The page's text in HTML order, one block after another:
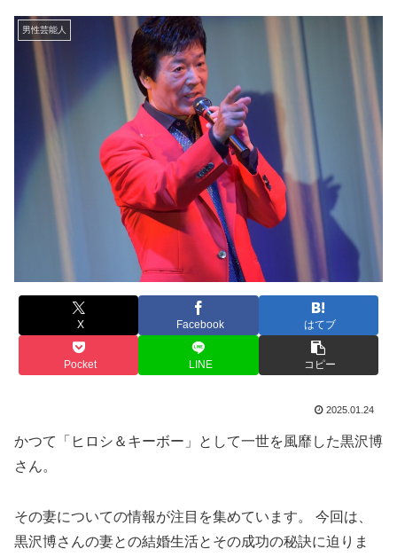
男性芸能人
X Facebook はてブ
Pocket LINE コピー
2025.01.24
かつて「ヒロシ＆キーボー」として一世を風靡した黒沢博
さん。
その妻についての情報が注目を集めています。 今回は、
黒沢博さんの妻との結婚生活とその成功の秘訣に迫りま